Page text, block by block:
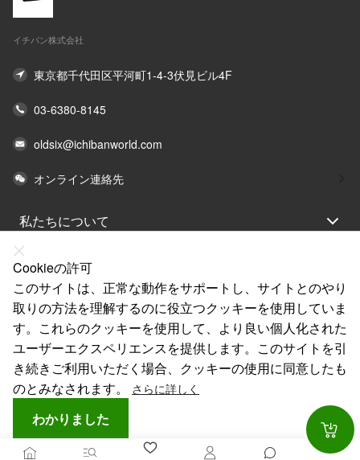
イチバン株式会社
東京都千代田区平河町1-4-3伏見ビル4F
03-6380-8145
oldsix@ichibanworld.com
オンライン連絡先
私たちについて
法律声明
ヘルプ
サービス
リンク
Cookieの許可
このサイトは、正常な動作をサポートし、サイトとのやり
取りの方法を理解するのに役立つクッキーを使用していま
す。これらのクッキーを使用して、より良い個人化された
ユーザーエクスペリエンスを提供します。このサイトを引
き続きご利用いただく場合、クッキーの使用に同意したも
のとみなされます。
さらに詳しく
わかりました